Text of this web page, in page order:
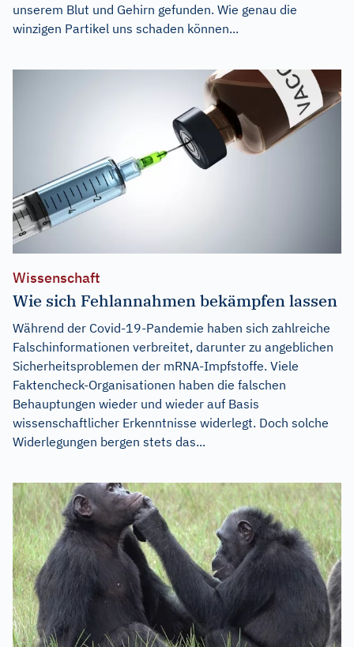
unserem Blut und Gehirn gefunden. Wie genau die
winzigen Partikel uns schaden können...
Wissenschaft
Wie sich Fehlannahmen bekämpfen lassen
Während der Covid-19-Pandemie haben sich zahlreiche
Falschinformationen verbreitet, darunter zu angeblichen
Sicherheitsproblemen der mRNA-Impfstoffe. Viele
Faktencheck-Organisationen haben die falschen
Behauptungen wieder und wieder auf Basis
wissenschaftlicher Erkenntnisse widerlegt. Doch solche
Widerlegungen bergen stets das...